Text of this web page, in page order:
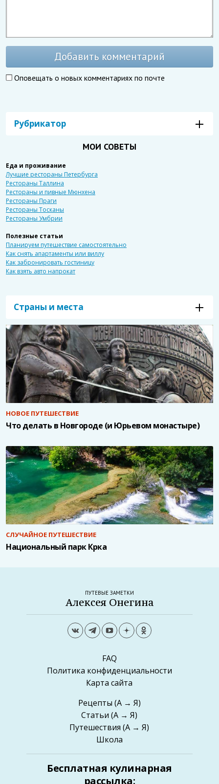
Добавить комментарий
Оповещать о новых комментариях по почте
Рубрикатор
МОИ СОВЕТЫ
Еда и проживание
Лучшие рестораны Петербурга
Рестораны Таллина
Рестораны и пивные Мюнхена
Рестораны Праги
Рестораны Тосканы
Рестораны Умбрии
Полезные статьи
Планируем путешествие самостоятельно
Как снять апартаменты или виллу
Как забронировать гостиницу
Как взять авто напрокат
Страны и места
НОВОЕ ПУТЕШЕСТВИЕ
Что делать в Новгороде (и Юрьевом монастыре)
СЛУЧАЙНОЕ ПУТЕШЕСТВИЕ
Национальный парк Крка
ПУТЕВЫЕ ЗАМЕТКИ
Алексея Онегина
FAQ
Политика конфиденциальности
Карта сайта
Рецепты (А → Я)
Статьи (А → Я)
Путешествия (А → Я)
Школа
Бесплатная кулинарная
рассылка: